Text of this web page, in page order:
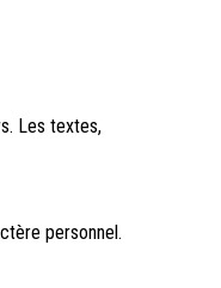
Les textes,
personnel.